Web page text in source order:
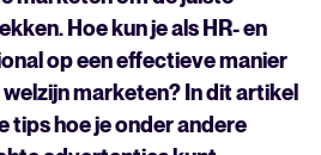
Hoe kun je als HR- en
op een effectieve manier
marketen? In dit artikel
tips hoe je onder andere